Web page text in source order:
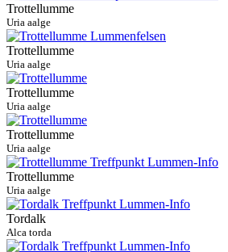
Trottellumme
Uria aalge
Trottellumme
Uria aalge
Trottellumme
Uria aalge
Trottellumme
Uria aalge
Trottellumme
Uria aalge
Tordalk
Alca torda